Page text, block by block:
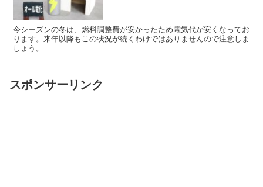
今シーズンの冬は、燃料調整費が安かったため電気代が安くなってお
ります。来年以降もこの状況が続くわけではありませんので注意しま
しょう。
スポンサーリンク